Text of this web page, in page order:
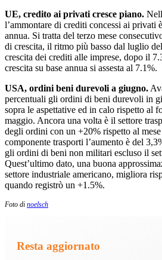
UE, credito ai privati cresce piano.
l’ammontare di crediti concessi ai privati
annua. Si tratta del terzo mese
di crescita, il ritmo più basso dal luglio
crescita dei crediti alle imprese, dopo il
crescita su base annua si assesta al 7.1%.
USA, ordini beni durevoli a giugno.
percentuali gli ordini di beni durevoli in
sopra le aspettative ed in calo rispetto al
maggio. Ancora una volta è il settore
degli ordini con un +20% rispetto al
componente trasporti l’aumento è del
gli ordini di beni non militari escluso il
Quest’ultimo dato, una buona
settore industriale americano, migliora
quando registrò un +1.5%.
Foto di noelsch
Resta aggiornato